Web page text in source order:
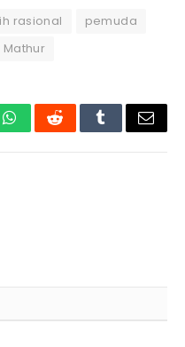
rasional
pemuda
Mathur
WhatsAppRedditTumblrEmail